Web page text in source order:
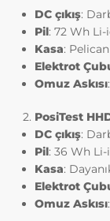
DC çıkış:
Pil: 72 Wh Li-
Kasa:
Elektrot
Omuz Askısı
PosiTest
DC çıkış:
Pil: 36 Wh
Kasa:
Elektrot
Omuz Askısı